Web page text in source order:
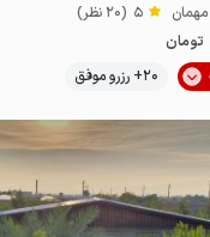
5 (20 نظر)
تومان
20+ رزرو موفق